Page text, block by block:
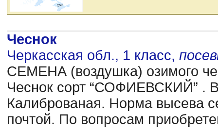
Чеснок
Черкасская обл., 1 класс,
CЕМЕНА (воздушка) озимого
Чеснок сорт “СОФИЕВСКИЙ” .
Калиброваная. Норма высева
почтой. По вопросам